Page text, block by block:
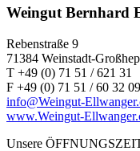
Weingut Bernhard
Rebenstraße 9
71384 Weinstadt-
T +49 (0) 71 51 / 621 31
F +49 (0) 71 51 / 60 32 09
info@Weingut-
www.Weingut-
Unsere